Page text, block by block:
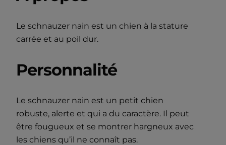
Le schnauzer nain est un chien à la stature
carrée et au poil dur.
Personnalité
Le schnauzer nain est un petit chien
robuste, alerte et qui a du caractère. Il peut
être fougueux et se montrer hargneux avec
les chiens qu’il ne connaît pas.